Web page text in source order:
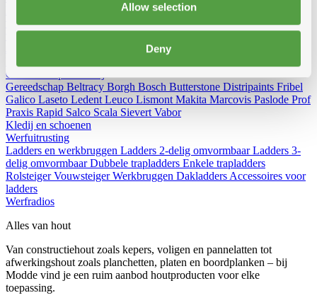
Allow selection
Deny
Mechanische bevestiging (vijs&plaatje)Alu staaf, moer, rondel
vijs torx, gevelplaatschroefRectifix-FlenskopschroefBorgh en
variante
Solid
Gereedschap en kledij
Gereedschap Beltracy Borgh Bosch Butterstone Distripaints Fribel
Galico Laseto Ledent Leuco Lismont Makita Marcovis Paslode Prof
Praxis Rapid Salco Scala Sievert Vabor
Kledij en schoenen
Werfuitrusting
Ladders en werkbruggen Ladders 2-delig omvormbaarLadders 3-
delig omvormbaarDubbele trapladders Enkele trapladders
RolsteigerVouwsteigerWerkbruggen Dakladders Accessoires voor
ladders
Werfradios
Alles van hout
Van constructiehout zoals kepers, voligen en pannelatten tot
afwerkingshout zoals planchetten, platen en boordplanken – bij
Modde vind je een ruim aanbod houtproducten voor elke
toepassing.